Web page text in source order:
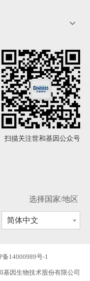
扫描关注世和基因公众号
选择国家/地区
简体中文
备14000989号-1
基因生物技术股份有限公司